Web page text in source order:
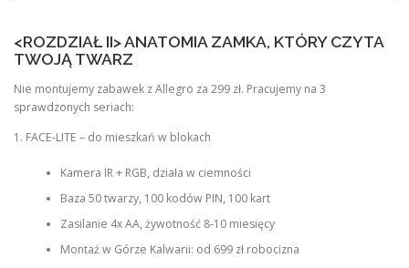
<ROZDZIAŁ II> ANATOMIA ZAMKA, KTÓRY CZYTA
TWOJĄ TWARZ
Nie montujemy zabawek z Allegro za 299 zł. Pracujemy na 3
sprawdzonych seriach:
1. FACE-LITE – do mieszkań w blokach
Kamera IR + RGB, działa w ciemności
Baza 50 twarzy, 100 kodów PIN, 100 kart
Zasilanie 4x AA, żywotność 8-10 miesięcy
Montaż w Górze Kalwarii: od 699 zł robocizna